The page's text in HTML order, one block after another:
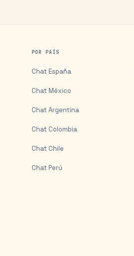
POR PAÍS
Chat España
Chat México
Chat Argentina
Chat Colombia
Chat Chile
Chat Perú